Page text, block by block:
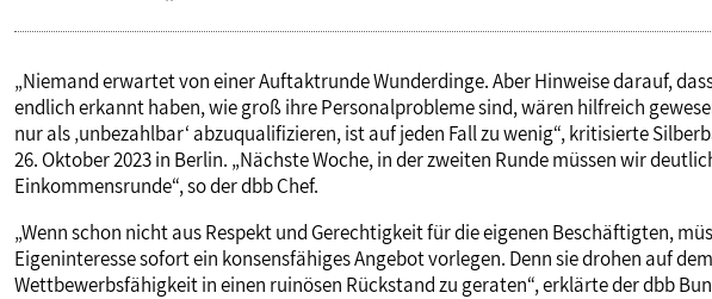
„Niemand erwartet von einer Auftaktrunde Wunderdinge. Aber Hinweise darauf,
endlich erkannt haben, wie groß ihre Personalprobleme sind, wären hilfreich
nur als ‚unbezahlbar‘ abzuqualifizieren, ist auf jeden Fall zu wenig“, kritisierte
26. Oktober 2023 in Berlin. „Nächste Woche, in der zweiten Runde müssen wir
Einkommensrunde“, so der dbb Chef.
„Wenn schon nicht aus Respekt und Gerechtigkeit für die eigenen Beschäftigten,
Eigeninteresse sofort ein konsensfähiges Angebot vorlegen. Denn sie drohen auf
Wettbewerbsfähigkeit in einen ruinösen Rückstand zu geraten“, erklärte der dbb